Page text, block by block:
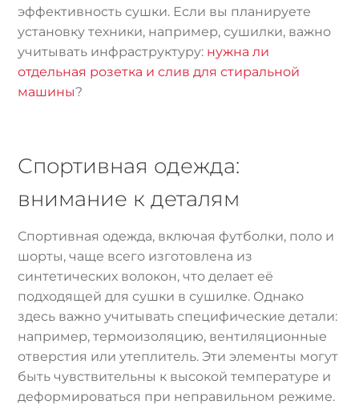
эффективность сушки. Если вы планируете
установку техники, например, сушилки, важно
учитывать инфраструктуру: нужна ли
отдельная розетка и слив для стиральной
машины?
Спортивная одежда:
внимание к деталям
Спортивная одежда, включая футболки, поло и
шорты, чаще всего изготовлена из
синтетических волокон, что делает её
подходящей для сушки в сушилке. Однако
здесь важно учитывать специфические детали:
например, термоизоляцию, вентиляционные
отверстия или утеплитель. Эти элементы могут
быть чувствительны к высокой температуре и
деформироваться при неправильном режиме.